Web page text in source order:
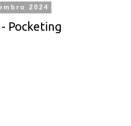
2024
Pocketing